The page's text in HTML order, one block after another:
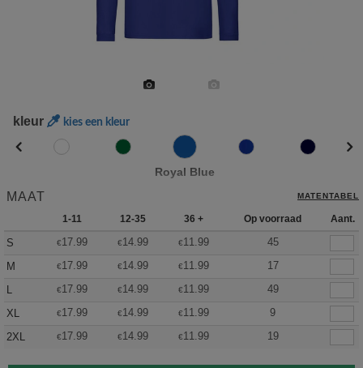
kleur kies een kleur
Royal Blue
MAAT MATENTABEL
1-11 12-35 36 + Op voorraad Aant.
S €17.99 €14.99 €11.99
45
M
€17.99 €14.99 €11.99
17
L
€17.99 €14.99 €11.99
49
XL
€17.99 €14.99 €11.99
9
2XL
€17.99 €14.99 €11.99 19